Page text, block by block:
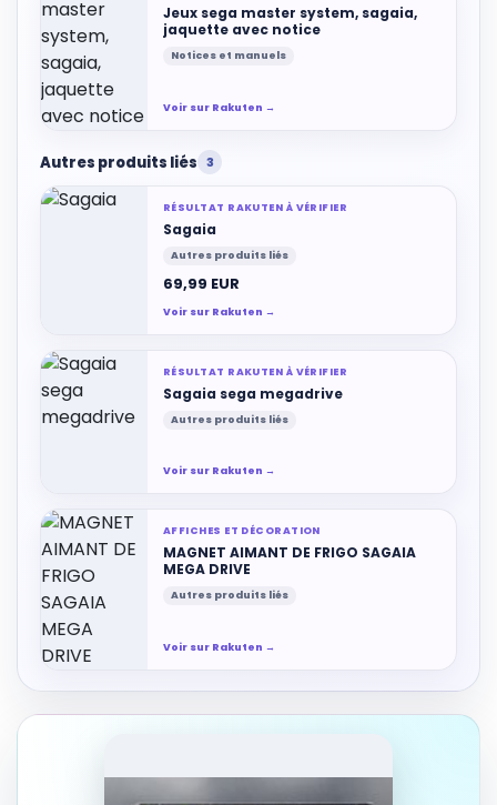
Jeux sega master system, sagaia,
jaquette avec notice
Notices et manuels
Voir sur Rakuten →
Autres produits liés 3
RÉSULTAT RAKUTEN À VÉRIFIER
Sagaia
Autres produits liés
69,99 EUR
Voir sur Rakuten →
RÉSULTAT RAKUTEN À VÉRIFIER
Sagaia sega megadrive
Autres produits liés
Voir sur Rakuten →
AFFICHES ET DÉCORATION
MAGNET AIMANT DE FRIGO SAGAIA
MEGA DRIVE
Autres produits liés
Voir sur Rakuten →